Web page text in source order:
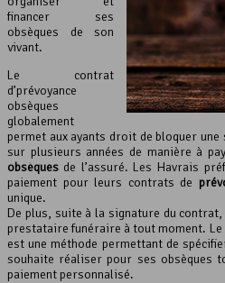
financer ses
obsèques de son
vivant.
Le contrat
d’prévoyance
obsèques
globalement
permet aux ayants droit de bloquer
sur plusieurs années de manière à
obsèques de l’assuré. Les Havrais
paiement pour leurs contrats de
unique.
De plus, suite à la signature du
prestataire funéraire à tout moment. Le
est une méthode permettant de
souhaite réaliser pour ses obsèques
paiement personnalisé.